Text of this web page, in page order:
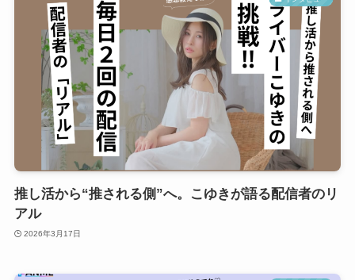
推し活から“推される側”へ。こゆきが語る配信者のリ
アル
2026年3月17日